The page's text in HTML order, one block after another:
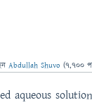
Abdullah Shuvo (7,700
aqueous